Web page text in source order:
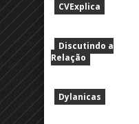
CVExplica
Discutindo a
Relação
Dylanicas